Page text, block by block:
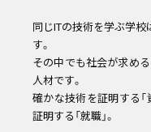
同じITの技術を学ぶ学校
す。
その中でも社会が求め
人材です。
確かな技術を証明する「
証明する「就職」。